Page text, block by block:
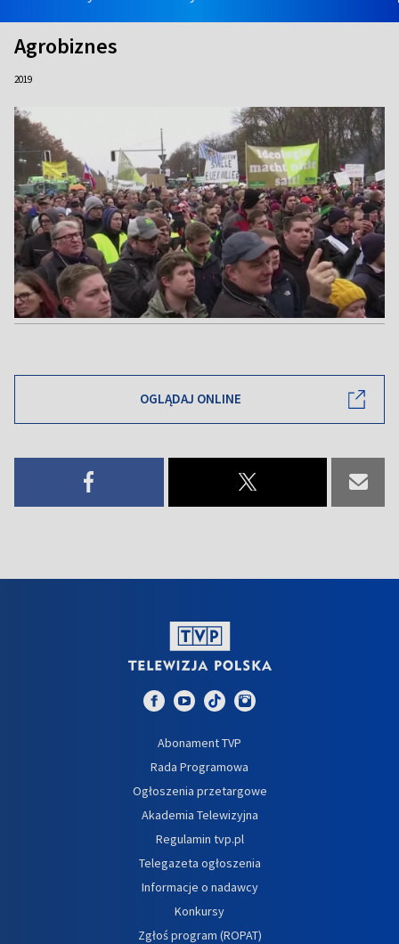
Agrobiznes
2019
OGLĄDAJ ONLINE
Abonament TVP
Rada Programowa
Ogłoszenia przetargowe
Akademia Telewizyjna
Regulamin tvp.pl
Telegazeta ogłoszenia
Informacje o nadawcy
Konkursy
Zgłoś program (ROPAT)